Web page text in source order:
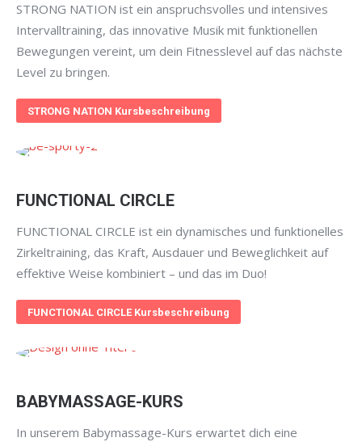
STRONG NATION ist ein anspruchsvolles und intensives
Intervalltraining, das innovative Musik mit funktionellen
Bewegungen vereint, um dein Fitnesslevel auf das nächste
Level zu bringen.
STRONG NATION Kursbeschreibung
FUNCTIONAL CIRCLE
FUNCTIONAL CIRCLE ist ein dynamisches und funktionelles
Zirkeltraining, das Kraft, Ausdauer und Beweglichkeit auf
effektive Weise kombiniert – und das im Duo!
FUNCTIONAL CIRCLE Kursbeschreibung
BABYMASSAGE-KURS
In unserem Babymassage-Kurs erwartet dich eine